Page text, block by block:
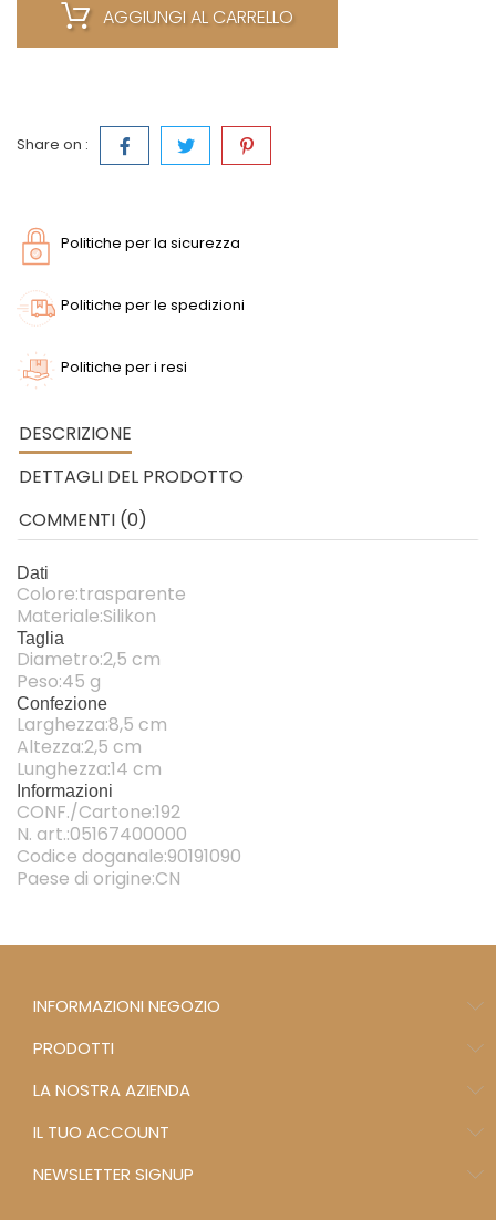
AGGIUNGI AL CARRELLO
Share on :
Politiche per la sicurezza
Politiche per le spedizioni
Politiche per i resi
DESCRIZIONE
DETTAGLI DEL PRODOTTO
COMMENTI (0)
Dati
Colore:trasparente
Materiale:Silikon
Taglia
Diametro:2,5 cm
Peso:45 g
Confezione
Larghezza:8,5 cm
Altezza:2,5 cm
Lunghezza:14 cm
Informazioni
CONF./Cartone:192
N. art.:05167400000
Codice doganale:90191090
Paese di origine:CN
INFORMAZIONI NEGOZIO
PRODOTTI
LA NOSTRA AZIENDA
IL TUO ACCOUNT
NEWSLETTER SIGNUP